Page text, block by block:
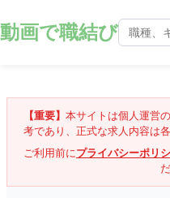
動画で職結び
【重要】 本サイトは個人運営
考であり、正式な求人内容は
ご利用前にプライバシーポリ